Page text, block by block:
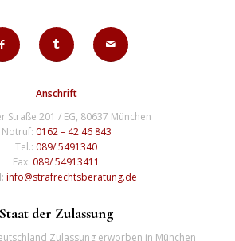
Anschrift
Straße 201 / EG, 80637 München
Notruf: 0162 – 42 46 843
Tel.: 089/ 5491340
Fax: 089/ 54913411
info@strafrechtsberatung.de
Staat der Zulassung
Zulassung erworben in München